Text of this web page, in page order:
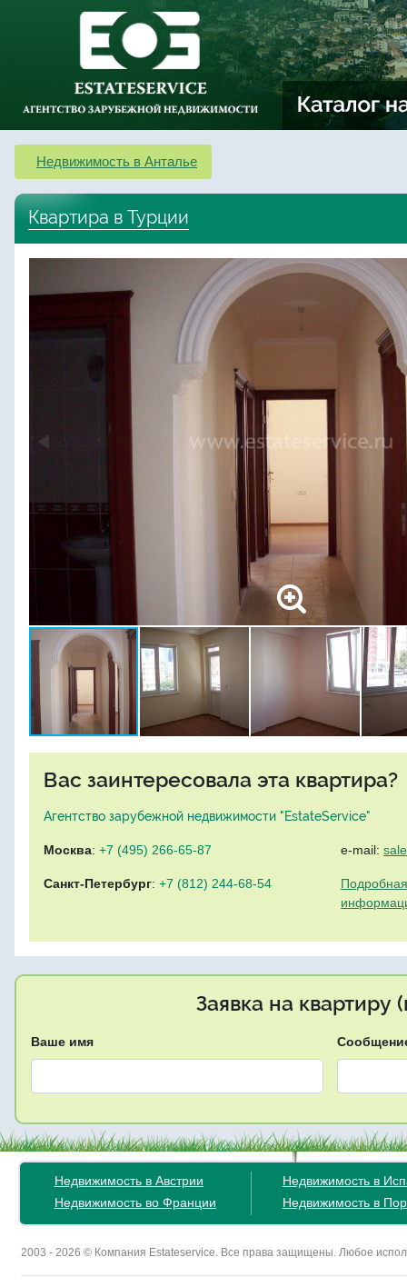
Недвижимость в Анталье
Квартира в Турции
Вас заинтересовала эта квартира?
Агентство зарубежной недвижимости "EstateService"
Москва: +7 (495) 266-65-87
Санкт-Петербург: +7 (812) 244-68-54
e-mail:
Заявка на квартиру
Ваше имя
Недвижимость в Австрии
Недвижимость во Франции
Недвижимость в
Недвижимость в
2003 - 2026 © Компания Estateservice. Все права защищены. Любое